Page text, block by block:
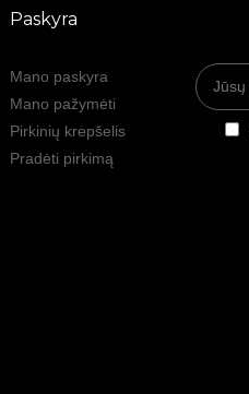
Paskyra
Mano paskyra
Mano pažymėti
Pirkinių krepšelis
Pradėti pirkimą